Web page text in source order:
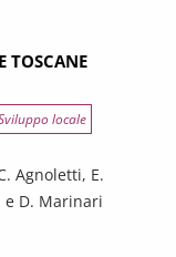
TOSCANE
locale
Agnoletti, E.
e D. Marinari